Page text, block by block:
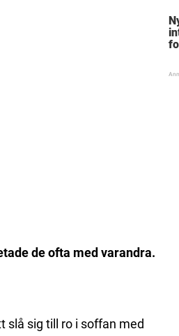
de ofta med varandra.
slå sig till ro i soffan med